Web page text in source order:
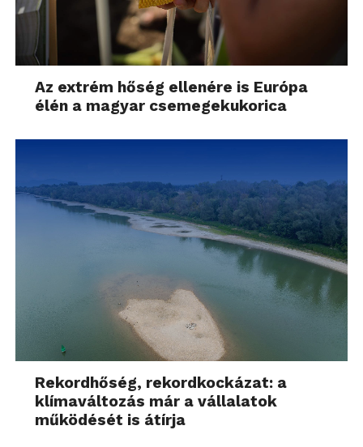
Az extrém hőség ellenére is Európa
élén a magyar csemegekukorica
Rekordhőség, rekordkockázat: a
klímaváltozás már a vállalatok
működését is átírja